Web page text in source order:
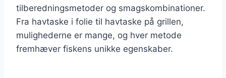
tilberedningsmetoder og smagskombinationer.
Fra havtaske i folie til havtaske på grillen,
mulighederne er mange, og hver metode
fremhæver fiskens unikke egenskaber.